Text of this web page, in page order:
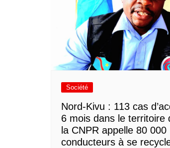
Société
Nord-Kivu : 113 cas
6 mois dans le territoire
la CNPR appelle 80 000
conducteurs à se